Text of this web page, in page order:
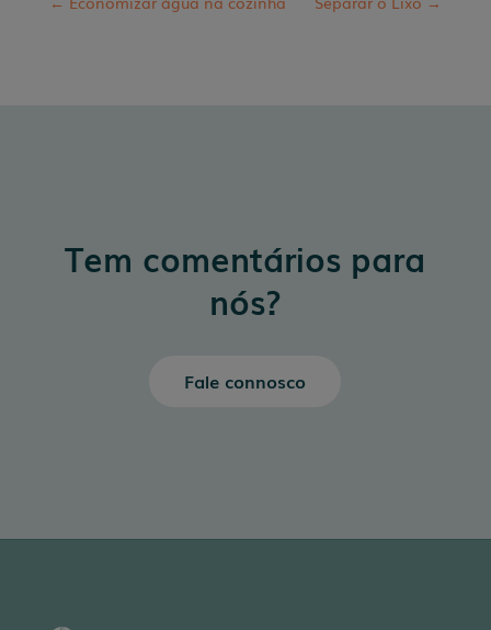
Tem comentários para
nós?
Fale connosco